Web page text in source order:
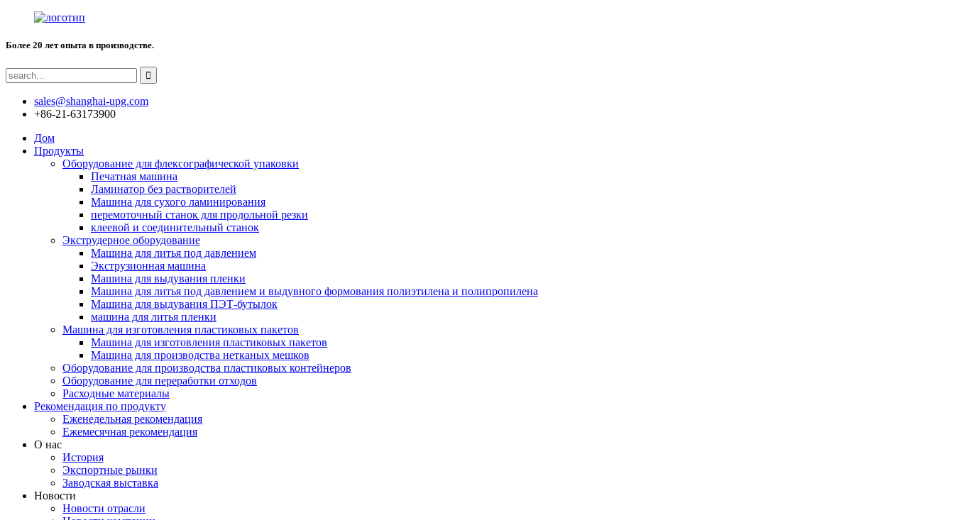
Более 20 лет опыта в производстве.
sales@shanghai-upg.com
+86-21-63173900
Дом
Продукты
Оборудование для флексографической упаковки
Печатная машина
Ламинатор без растворителей
Машина для сухого ламинирования
перемоточный станок для продольной резки
клеевой и соединительный станок
Экструдерное оборудование
Машина для литья под давлением
Экструзионная машина
Машина для выдувания пленки
Машина для литья под давлением и выдувного формования полиэтилена и полипропилена
Машина для выдувания ПЭТ-бутылок
машина для литья пленки
Машина для изготовления пластиковых пакетов
Машина для изготовления пластиковых пакетов
Машина для производства нетканых мешков
Оборудование для производства пластиковых контейнеров
Оборудование для переработки отходов
Расходные материалы
Рекомендация по продукту
Еженедельная рекомендация
Ежемесячная рекомендация
О нас
История
Экспортные рынки
Заводская выставка
Новости
Новости отрасли